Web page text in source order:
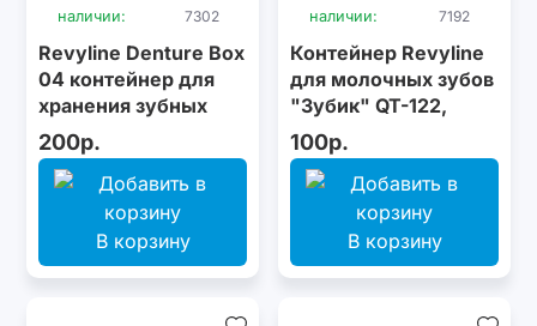
наличии:
7302
Revyline Denture Box
04 контейнер для
хранения зубных
конструкций,
бирюзовый
200р.
В корзину
наличии:
7192
Контейнер Revyline
для молочных зубов
"Зубик" QT-122,
белый - красный
100р.
В корзину